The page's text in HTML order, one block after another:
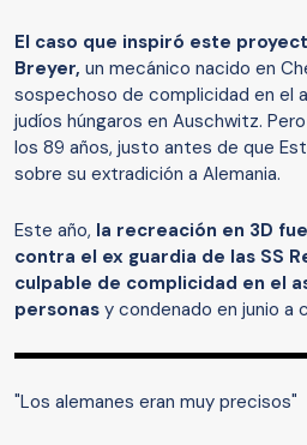
El caso que inspiró este
Breyer, un mecánico nacido en
sospechoso de complicidad en el
judíos húngaros en Auschwitz.
los 89 años, justo antes de que
sobre su extradición a Alemania.
Este año, la recreación en 3D
contra el ex guardia de las SS
culpable de complicidad en el
personas y condenado en junio a
"Los alemanes eran muy precisos"